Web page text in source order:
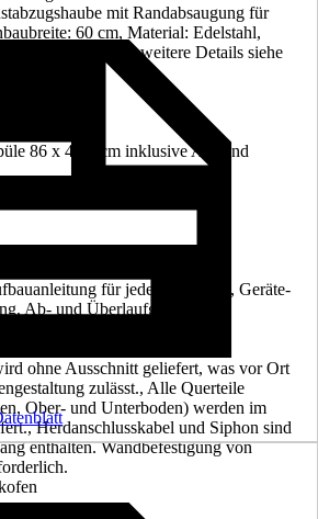
mit Randabsaugung für
60 cm, Material: Edelstahl,
LED, 2x 1 Watt, weitere Details siehe
86 x 43,5 cm inklusive Ab- und
für jedes Möbelteil, Geräte-
Ab- und Überlaufgarnitur für
ohne Ausschnitt geliefert, was vor Ort
zulässt., Alle Querteile
Ober- und Unterboden) werden im
Herdanschlusskabel und Siphon sind
enthalten. Wandbefestigung von